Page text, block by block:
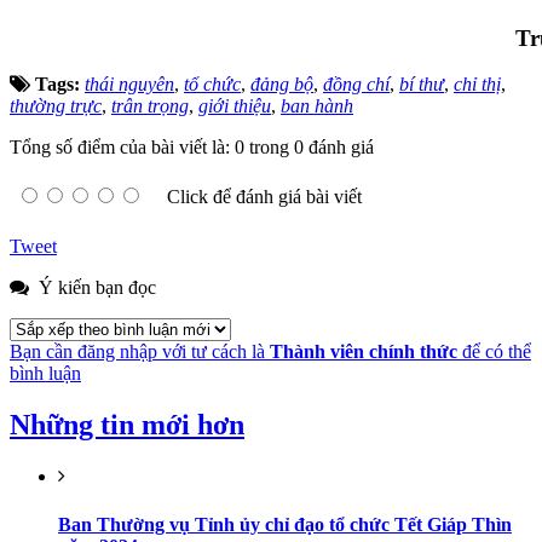
Tags: thái nguyên, tổ chức, đảng bộ, đồng chí, bí thư, chỉ thị,
thường trực, trân trọng, giới thiệu, ban hành
Tổng số điểm của bài viết là: 0 trong 0 đánh giá
Click để đánh giá bài viết
Tweet
Ý kiến bạn đọc
Bạn cần đăng nhập với tư cách là Thành viên chính thức để có thể
bình luận
Những tin mới hơn
Ban Thường vụ Tỉnh ủy chỉ đạo tổ chức Tết Giáp Thìn